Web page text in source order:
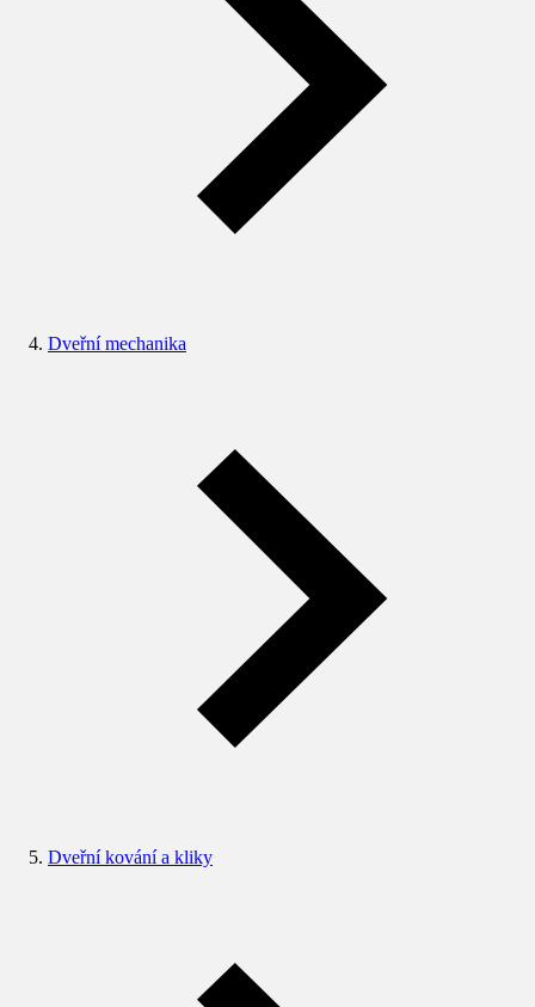
Dveřní mechanika
Dveřní kování a kliky